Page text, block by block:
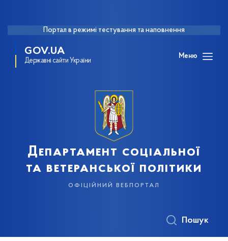
Портал в режимі тестування та наповнення
GOV.UA
Державні сайти України
Меню
Департамент соціальної
та ветеранської політики
офіційний вебпортал
Пошук